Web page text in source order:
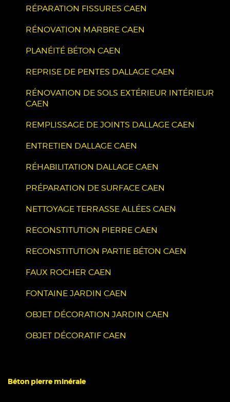
RÉPARATION FISSURES CAEN
RÉNOVATION MARBRE CAEN
PLANÉITÉ BÉTON CAEN
REPRISE DE PENTES DALLAGE CAEN
RÉNOVATION DE SOLS EXTÉRIEUR INTÉRIEUR
CAEN
REMPLISSAGE DE JOINTS DALLAGE CAEN
ENTRETIEN DALLAGE CAEN
RÉHABILITATION DALLAGE CAEN
PRÉPARATION DE SURFACE CAEN
NETTOYAGE TERRASSE ALLÉES CAEN
RECONSTITUTION PIERRE CAEN
RECONSTITUTION PARTIE BÉTON CAEN
FAUX ROCHER CAEN
FONTAINE JARDIN CAEN
OBJET DÉCORATION JARDIN CAEN
OBJET DÉCORATIF CAEN
Béton pierre minérale